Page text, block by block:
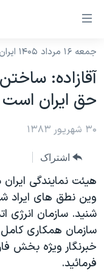
لینکهای
دسترسی
جهش
محتوای
اصلی
اصلی
جهش
به
جستجو
نسخه سبک وب‌سایت
موضوع ها
ایران
آمریکا
ورزشی
گزیده‌ها
ویژه برنامه‌ها
ویدیوها
برنامه های تلویزیونی
جدول برنامه ها
صفحه‌های ویژه
جام جهانی ۲۰۲۶
عملیات خشم حماسی
۲۵۰سالگی آمریکا
بایگانی برنامه‌های
فرکانس‌های صدای
پخش رادیویی
یادگیری زبان
جمعه ۱۶ مرداد ۱۴۰۵ ایران ۱۶:۲۰
آقازاده:
حق ايران است - 2004-
۳۰ شهریور ۱۳۸۳
اشتراک
هيئت نمايندگی ايران
وين نطق های ايراد
شنيد. سازمان انرژی
سازمان همکاری
خبرنگار ويژه بخش
فرمائيد.